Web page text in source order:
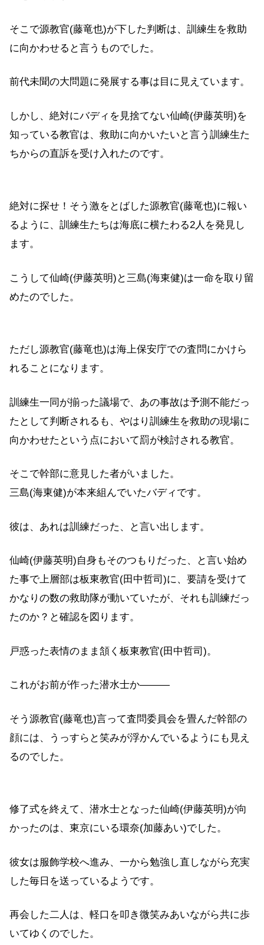
そこで源教官(藤竜也)が下した判断は、訓練生を救助
に向かわせると言うものでした。
前代未聞の大問題に発展する事は目に見えています。
しかし、絶対にバディを見捨てない仙崎(伊藤英明)を
知っている教官は、救助に向かいたいと言う訓練生た
ちからの直訴を受け入れたのです。
絶対に探せ！そう激をとばした源教官(藤竜也)に報い
るように、訓練生たちは海底に横たわる2人を発見し
ます。
こうして仙崎(伊藤英明)と三島(海東健)は一命を取り留
めたのでした。
ただし源教官(藤竜也)は海上保安庁での査問にかけら
れることになります。
訓練生一同が揃った議場で、あの事故は予測不能だっ
たとして判断されるも、やはり訓練生を救助の現場に
向かわせたという点において罰が検討される教官。
そこで幹部に意見した者がいました。
三島(海東健)が本来組んでいたバディです。
彼は、あれは訓練だった、と言い出します。
仙崎(伊藤英明)自身もそのつもりだった、と言い始め
た事で上層部は板東教官(田中哲司)に、要請を受けて
かなりの数の救助隊が動いていたが、それも訓練だっ
たのか？と確認を図ります。
戸惑った表情のまま頷く板東教官(田中哲司)。
これがお前が作った潜水士か―――
そう源教官(藤竜也)言って査問委員会を畳んだ幹部の
顔には、うっすらと笑みが浮かんでいるようにも見え
るのでした。
修了式を終えて、潜水士となった仙崎(伊藤英明)が向
かったのは、東京にいる環奈(加藤あい)でした。
彼女は服飾学校へ進み、一から勉強し直しながら充実
した毎日を送っているようです。
再会した二人は、軽口を叩き微笑みあいながら共に歩
いてゆくのでした。